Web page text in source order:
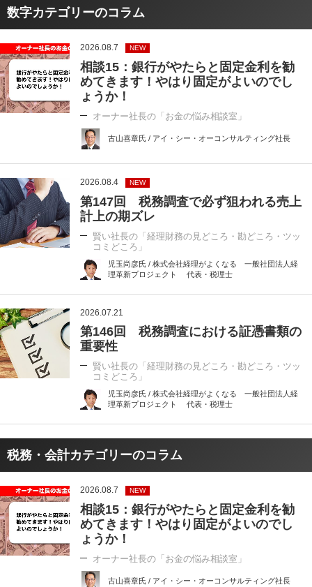
数字カテゴリーのコラム
2026.08.7 NEW
相談15：銀行がやたらと固定金利を勧
めてきます！やはり固定がよいのでし
ょうか！
オーナー社長の「お金の悩み相談室」
古山喜章氏 / アイ・シー・オーコンサルティング社長
2026.08.4 NEW
第147回 税務調査で必ず狙われる売上
計上の期ズレ
賢い社長の「経理財務の見どころ・勘どころ・ツッ
コミどころ」
児玉尚彦氏 / 株式会社経理がよくなる 一般社団法人経
理革新プロジェクト 代表・税理士
2026.07.21
第146回 税務調査における証憑書類の
重要性
賢い社長の「経理財務の見どころ・勘どころ・ツッ
コミどころ」
児玉尚彦氏 / 株式会社経理がよくなる 一般社団法人経
理革新プロジェクト 代表・税理士
税務・会計カテゴリーのコラム
2026.08.7 NEW
相談15：銀行がやたらと固定金利を勧
めてきます！やはり固定がよいのでし
ょうか！
オーナー社長の「お金の悩み相談室」
古山喜章氏 / アイ・シー・オーコンサルティング社長